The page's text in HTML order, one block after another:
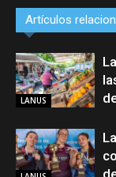
Artículos
LANUS